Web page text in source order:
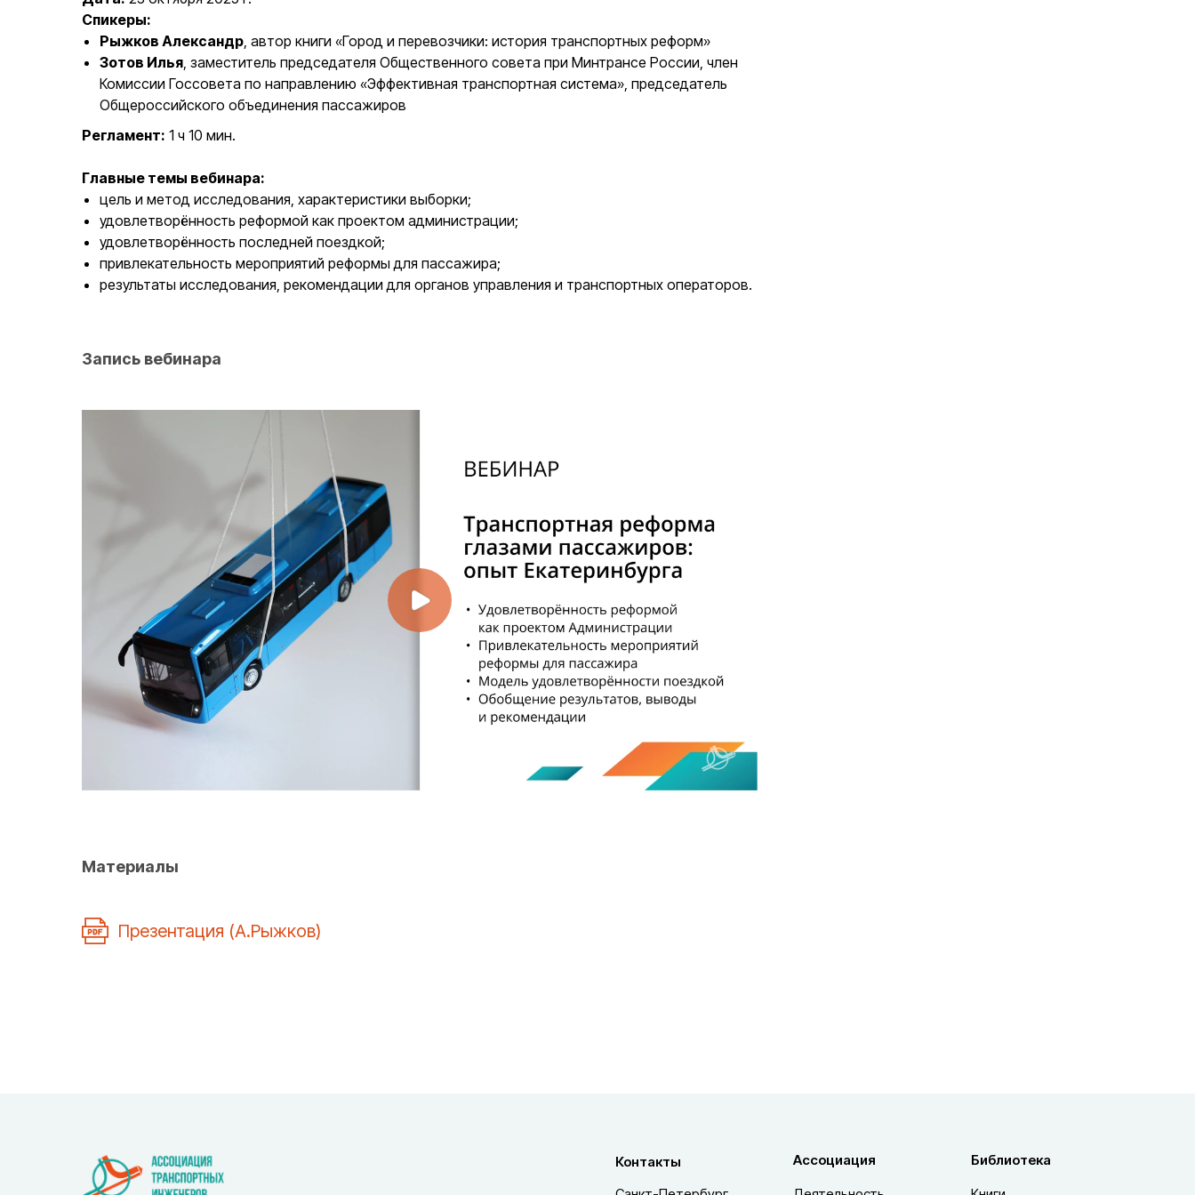
Спикеры:
Рыжков Александр, автор книги «Город и перевозчики: история транспортных реформ»
Зотов Илья, заместитель председателя Общественного совета при Минтрансе России, член
Комиссии Госсовета по направлению «Эффективная транспортная система», председатель
Общероссийского объединения пассажиров
Регламент: 1 ч 10 мин.
Главные темы вебинара:
цель и метод исследования, характеристики выборки;
удовлетворённость реформой как проектом администрации;
удовлетворённость последней поездкой;
привлекательность мероприятий реформы для пассажира;
результаты исследования, рекомендации для органов управления и транспортных операторов.
Запись вебинара
Материалы
Презентация (А.Рыжков)
Ассоциация
Контакты Библиотека